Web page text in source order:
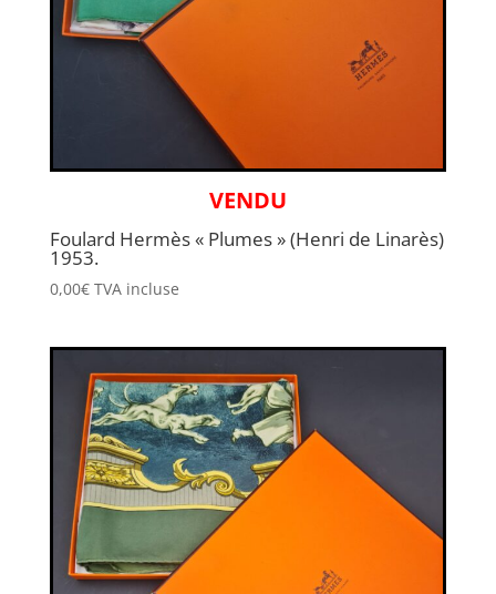
VENDU
Foulard Hermès « Plumes » (Henri de Linarès)
1953.
0,00€ TVA incluse